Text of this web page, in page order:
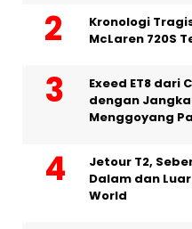
Kronologi
McLaren 720S
Exeed ET8 dari
dengan
Menggoyang
Jetour T2,
Dalam dan
World